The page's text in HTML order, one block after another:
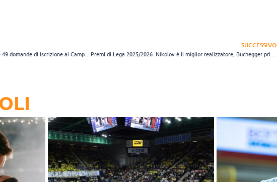
SUCCESSIVO